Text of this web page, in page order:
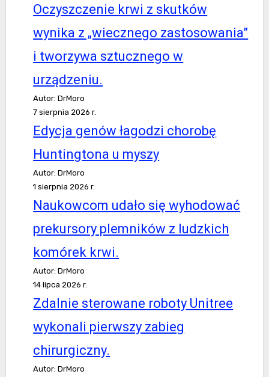
Oczyszczenie krwi z skutków
wynika z „wiecznego zastosowania”
i tworzywa sztucznego w
urządzeniu.
Autor: DrMoro
7 sierpnia 2026 r.
Edycja genów łagodzi chorobę
Huntingtona u myszy
Autor: DrMoro
1 sierpnia 2026 r.
Naukowcom udało się wyhodować
prekursory plemników z ludzkich
komórek krwi.
Autor: DrMoro
14 lipca 2026 r.
Zdalnie sterowane roboty Unitree
wykonali pierwszy zabieg
chirurgiczny.
Autor: DrMoro